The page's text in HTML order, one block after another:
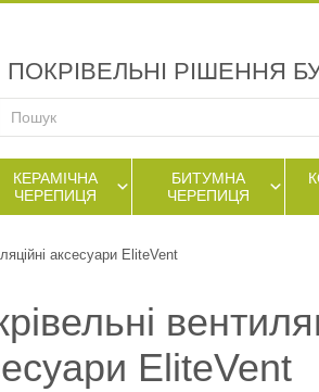
ПОКРІВЕЛЬНІ РІШЕННЯ
КЕРАМІЧНА
ЧЕРЕПИЦЯ
БИТУМНА
ЧЕРЕПИЦЯ
аксесуари EliteVent
EliteVent